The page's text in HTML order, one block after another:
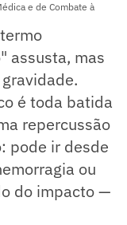
e de Combate à
assusta, mas
é toda batida
repercussão
pode ir desde
ou
do impacto —